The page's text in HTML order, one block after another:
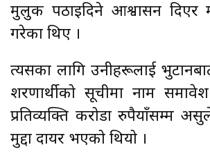
मुलुक पठाइदिने आश्वासन दिएर
गरेका थिए ।
त्यसका लागि उनीहरूलाई
शरणार्थीको सूचीमा नाम
प्रतिव्यक्ति करोडौँ रुपैयाँसम्म
मुद्दा दायर भएको थियो ।